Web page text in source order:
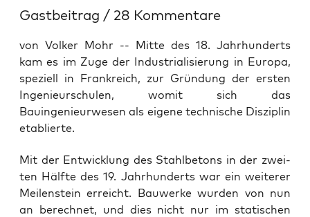
Gastbeitrag / 28 Kommentare
von Volker Mohr -- Mitte des 18. Jahrhunderts
kam es im Zuge der Industrialisierung in Europa,
speziell in Frankreich, zur Gründung der ersten
Ingenieurschulen, womit sich das
Bauingenieurwesen als eigene technische Disziplin
etablierte.
Mit der Ent­wick­lung des Stahl­be­tons in der zwei­
ten Hälf­te des 19. Jahr­hun­derts war ein wei­te­rer
Mei­len­stein erreicht. Bau­wer­ke wur­den von nun
an berech­net, und dies nicht nur im sta­ti­schen